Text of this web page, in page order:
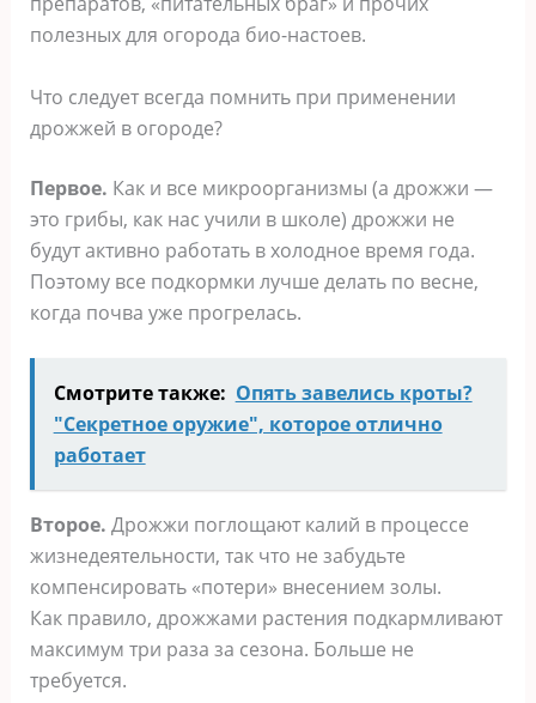
полезных для огорода био-настоев.
Что следует всегда помнить при применении
дрожжей в огороде?
Первое. Как и все микроорганизмы (а дрожжи —
это грибы, как нас учили в школе) дрожжи не
будут активно работать в холодное время года.
Поэтому все подкормки лучше делать по весне,
когда почва уже прогрелась.
Смотрите также: Опять завелись кроты?
"Секретное оружие", которое отлично
работает
Второе. Дрожжи поглощают калий в процессе
жизнедеятельности, так что не забудьте
компенсировать «потери» внесением золы.
Как правило, дрожжами растения подкармливают
максимум три раза за сезона. Больше не
требуется.